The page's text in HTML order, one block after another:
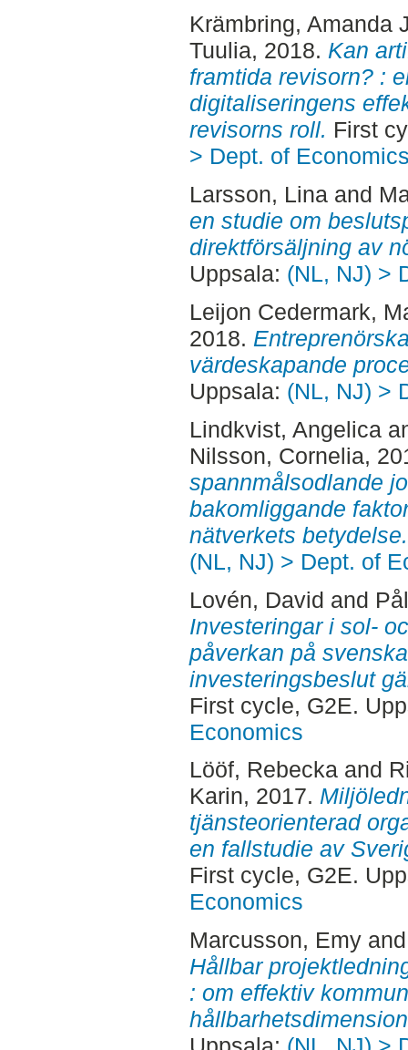
Krämbring, Amanda
Tuulia, 2018. Kan
framtida revisorn? :
digitaliseringens
revisorns roll. First
> Dept. of
Larsson, Linaand
en studie om
direktförsäljning av
Uppsala: (NL, NJ) >
Leijon Cedermark,
2018.
värdeskapande
Uppsala: (NL, NJ) >
Lindkvist, Angelica
Nilsson, Cornelia,
spannmålsodlande
bakomliggande
nätverkets betydelse.
(NL, NJ) > Dept. of
Lovén, David and
Investeringar i sol-
påverkan på
investeringsbeslut
First cycle, G2E.
Economics
Lööf, Rebeckaand
Karin, 2017.
tjänsteorienterad
en fallstudie av
First cycle, G2E.
Economics
Marcusson, Emy
Hållbar
: om effektiv